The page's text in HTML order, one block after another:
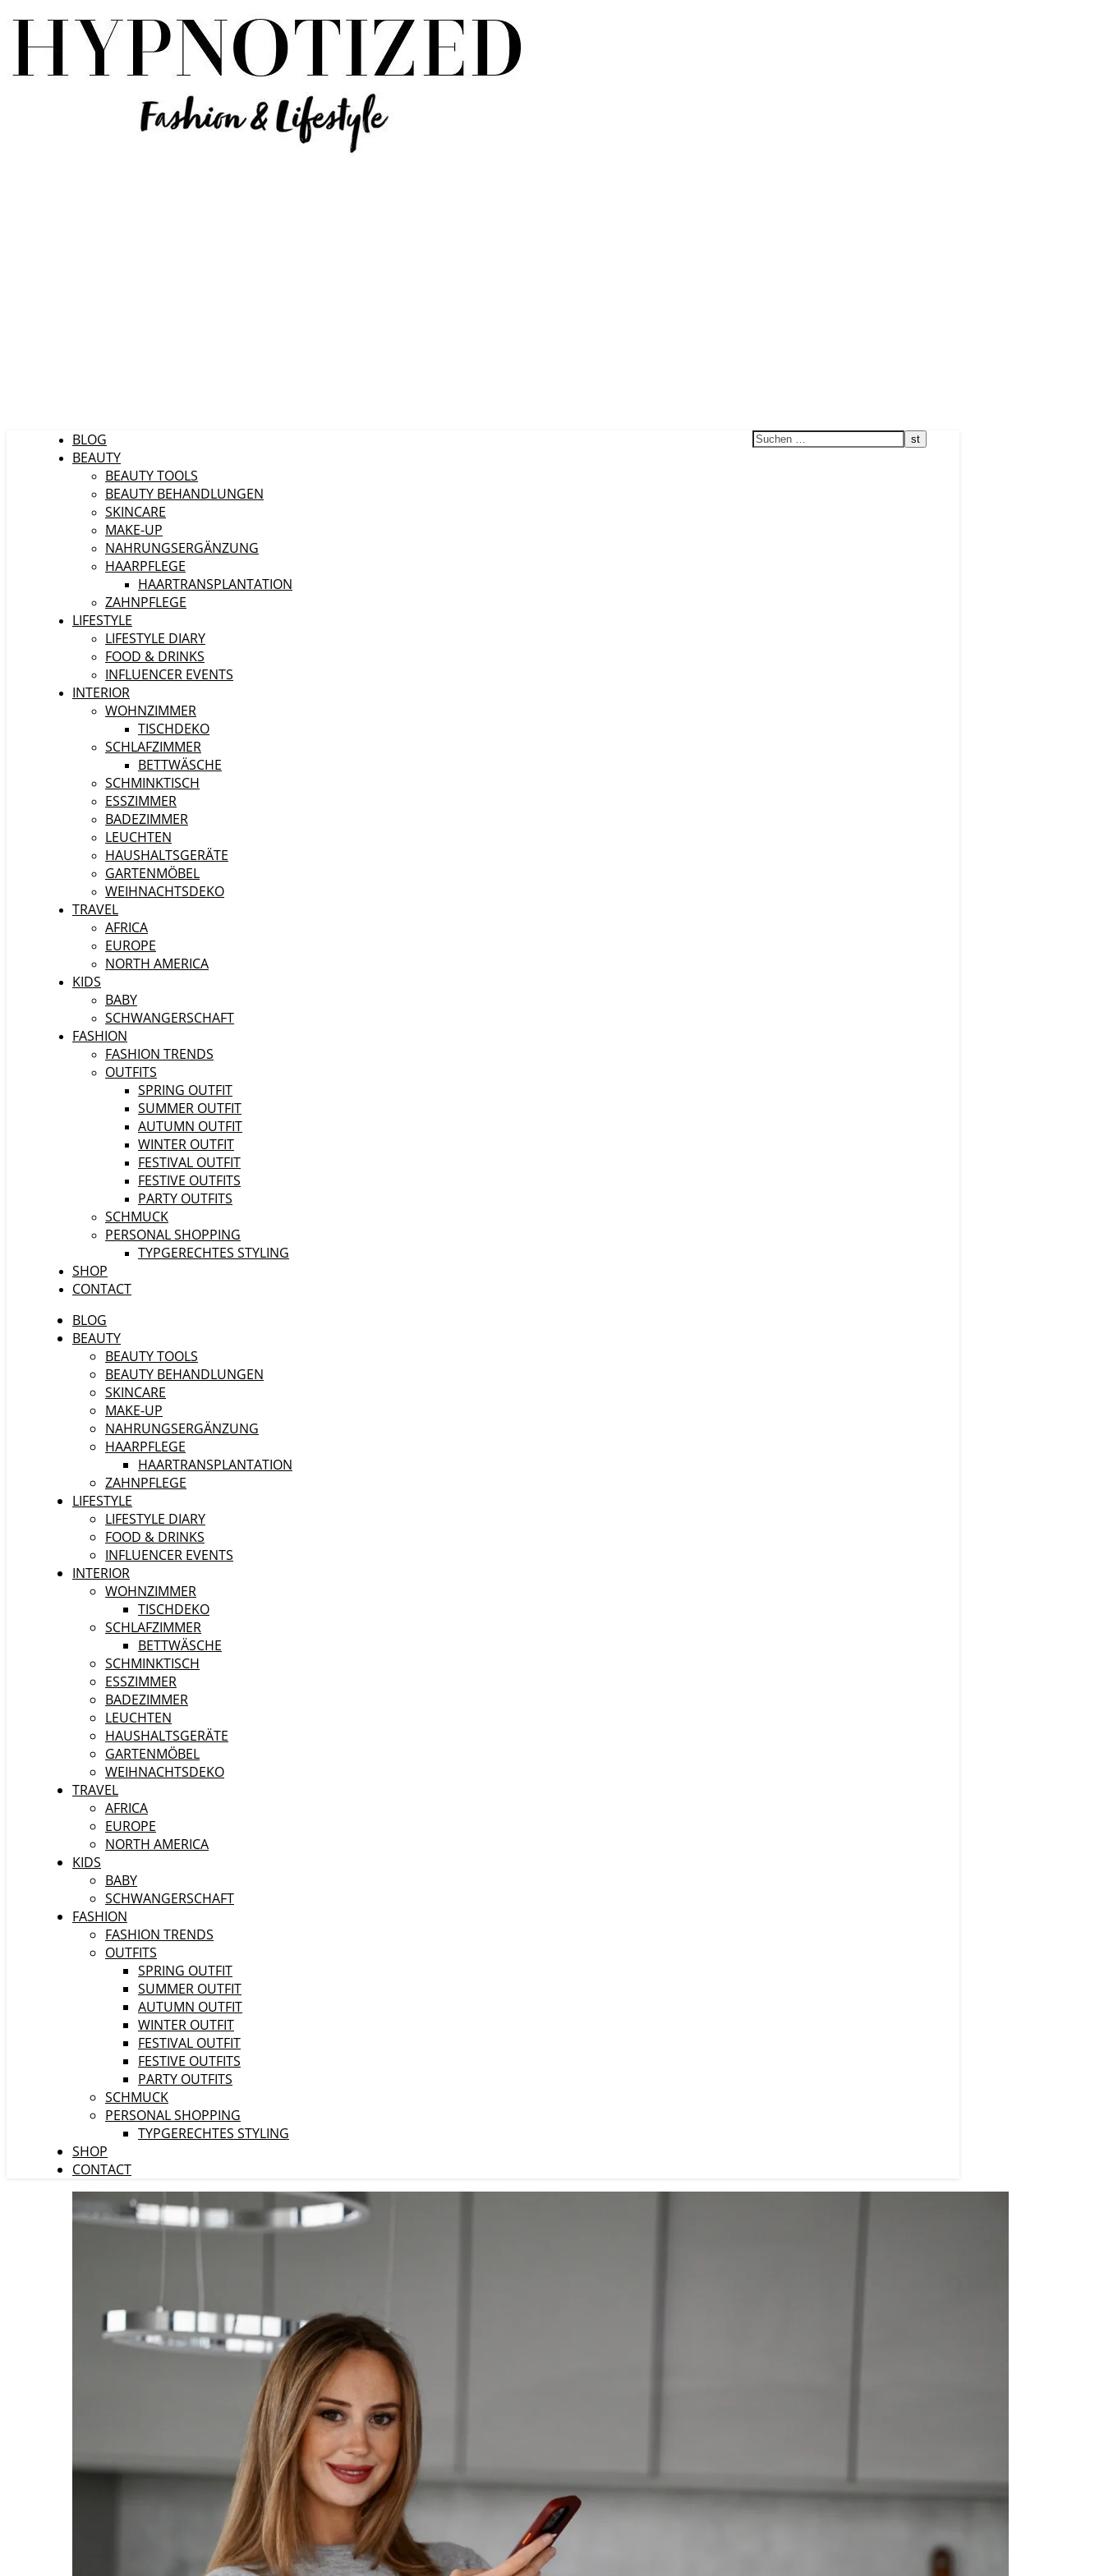
BLOG
BEAUTY
BEAUTY TOOLS
BEAUTY BEHANDLUNGEN
SKINCARE
MAKE-UP
NAHRUNGSERGÄNZUNG
HAARPFLEGE
HAARTRANSPLANTATION
ZAHNPFLEGE
LIFESTYLE
LIFESTYLE DIARY
FOOD & DRINKS
INFLUENCER EVENTS
INTERIOR
WOHNZIMMER
TISCHDEKO
SCHLAFZIMMER
BETTWÄSCHE
SCHMINKTISCH
ESSZIMMER
BADEZIMMER
LEUCHTEN
HAUSHALTSGERÄTE
GARTENMÖBEL
WEIHNACHTSDEKO
TRAVEL
AFRICA
EUROPE
NORTH AMERICA
KIDS
BABY
SCHWANGERSCHAFT
FASHION
FASHION TRENDS
OUTFITS
SPRING OUTFIT
SUMMER OUTFIT
AUTUMN OUTFIT
WINTER OUTFIT
FESTIVAL OUTFIT
FESTIVE OUTFITS
PARTY OUTFITS
SCHMUCK
PERSONAL SHOPPING
TYPGERECHTES STYLING
SHOP
CONTACT
BLOG
BEAUTY
BEAUTY TOOLS
BEAUTY BEHANDLUNGEN
SKINCARE
MAKE-UP
NAHRUNGSERGÄNZUNG
HAARPFLEGE
HAARTRANSPLANTATION
ZAHNPFLEGE
LIFESTYLE
LIFESTYLE DIARY
FOOD & DRINKS
INFLUENCER EVENTS
INTERIOR
WOHNZIMMER
TISCHDEKO
SCHLAFZIMMER
BETTWÄSCHE
SCHMINKTISCH
ESSZIMMER
BADEZIMMER
LEUCHTEN
HAUSHALTSGERÄTE
GARTENMÖBEL
WEIHNACHTSDEKO
TRAVEL
AFRICA
EUROPE
NORTH AMERICA
KIDS
BABY
SCHWANGERSCHAFT
FASHION
FASHION TRENDS
OUTFITS
SPRING OUTFIT
SUMMER OUTFIT
AUTUMN OUTFIT
WINTER OUTFIT
FESTIVAL OUTFIT
FESTIVE OUTFITS
PARTY OUTFITS
SCHMUCK
PERSONAL SHOPPING
TYPGERECHTES STYLING
SHOP
CONTACT